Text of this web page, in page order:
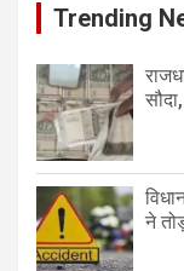
Trending
ने